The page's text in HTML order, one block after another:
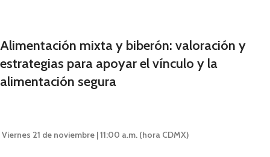
Alimentación mixta y biberón: valoración y
estrategias para apoyar el vínculo y la
alimentación segura
Viernes 21 de noviembre | 11:00 a.m. (hora CDMX)